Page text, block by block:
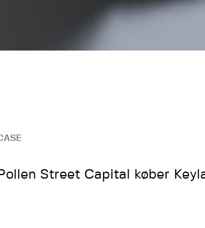
Street Capital køber